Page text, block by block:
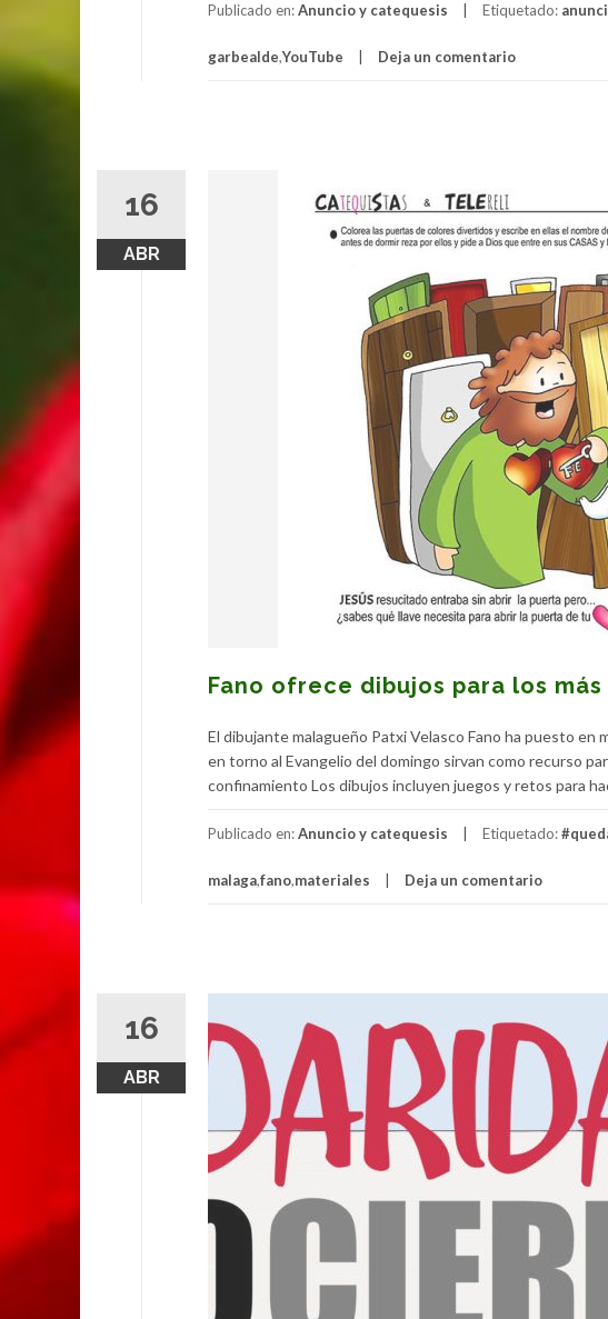
Publicado en:Anuncio y catequesis Etiquetado:
garbealde,YouTube Deja un comentario
16
ABR
Fano ofrece dibujos para los
El dibujante malagueño Patxi Velasco Fano ha puesto en
en torno al Evangelio del domingo sirvan como recurso
confinamiento Los dibujos incluyen juegos y retos para
Publicado en:Anuncio y catequesis Etiquetado:
malaga,fano,materiales Deja un comentario
16
ABR